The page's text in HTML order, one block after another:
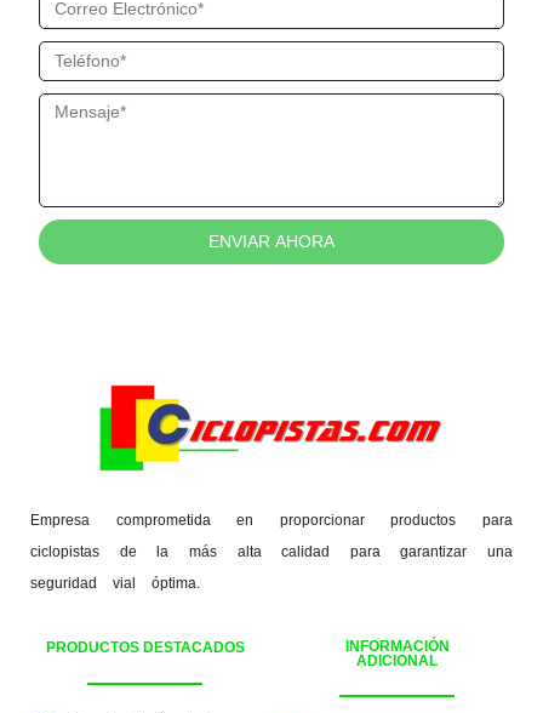
ENVIAR AHORA
Empresa comprometida en proporcionar productos para
ciclopistas de la más alta calidad para garantizar una
seguridad vial óptima.
PRODUCTOS DESTACADOS
INFORMACIÓN
ADICIONAL